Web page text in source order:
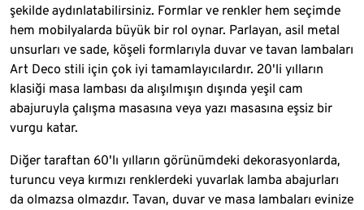
şekilde aydınlatabilirsiniz. Formlar ve renkler hem seçimde
hem mobilyalarda büyük bir rol oynar. Parlayan, asil metal
unsurları ve sade, köşeli formlarıyla duvar ve tavan lambaları
Art Deco stili için çok iyi tamamlayıcılardır. 20'li yılların
klasiği masa lambası da alışılmışın dışında yeşil cam
abajuruyla çalışma masasına veya yazı masasına eşsiz bir
vurgu katar.
Diğer taraftan 60'lı yılların görünümdeki dekorasyonlarda,
turuncu veya kırmızı renklerdeki yuvarlak lamba abajurları
da olmazsa olmazdır. Tavan, duvar ve masa lambaları evinize